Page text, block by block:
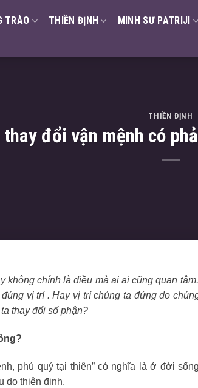
TRÀO THIỀN ĐỊNH MINH SƯ PATRIJI
THIỀN ĐỊNH
đổi vận mệnh có
không chính là điều mà ai ai cũng quan
vị trí . Hay vị trí chúng ta đứng do
thay đổi số phận?
phú quý tại thiên” có nghĩa là ở đời
do thiên định.